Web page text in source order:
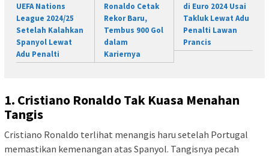
UEFA Nations
League 2024/25
Setelah Kalahkan
Spanyol Lewat
Adu Penalti
Ronaldo Cetak
Rekor Baru,
Tembus 900 Gol
dalam
Kariernya
di Euro 2024 Usai
Takluk Lewat Adu
Penalti Lawan
Prancis
1. Cristiano Ronaldo Tak Kuasa Menahan
Tangis
Cristiano Ronaldo terlihat menangis haru setelah Portugal
memastikan kemenangan atas Spanyol. Tangisnya pecah